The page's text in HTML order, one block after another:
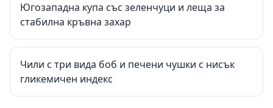
Югозападна купа със зеленчуци и леща за
стабилна кръвна захар
Чили с три вида боб и печени чушки с нисък
гликемичен индекс